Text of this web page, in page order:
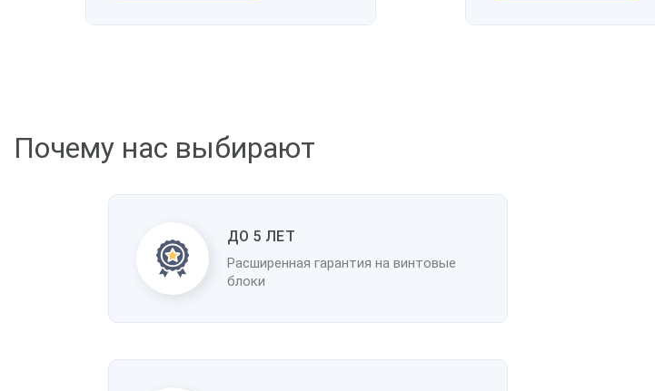
Почему нас выбирают
ДО 5 ЛЕТ
Расширенная гарантия на винтовые
блоки